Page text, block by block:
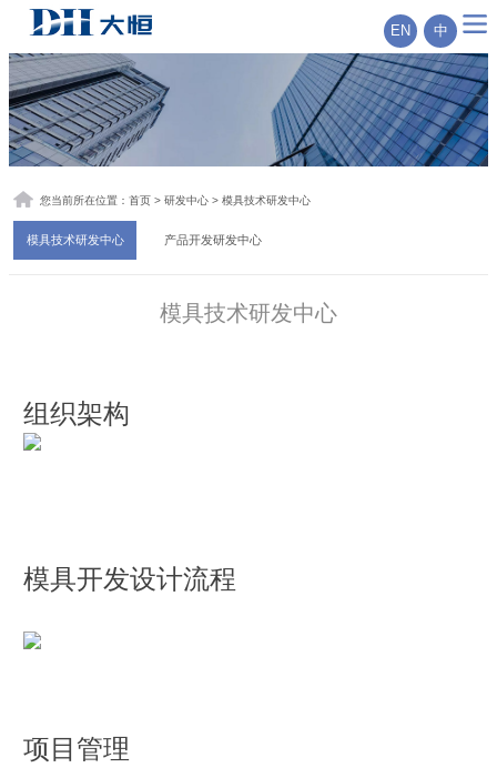
EN 中
您当前所在位置： 首页> 研发中心 > 模具技术研发中心
模具技术研发中心 产品开发研发中心
模具技术研发中心
组织架构
模具开发设计流程
项目管理